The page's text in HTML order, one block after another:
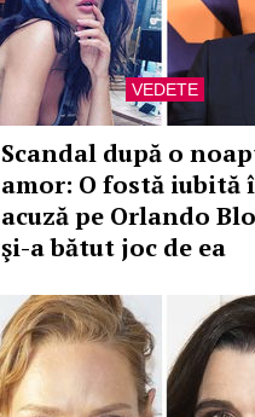
VEDETE
Scandal după o
amor: O fostă iubită
acuză pe Orlando
şi-a bătut joc de ea